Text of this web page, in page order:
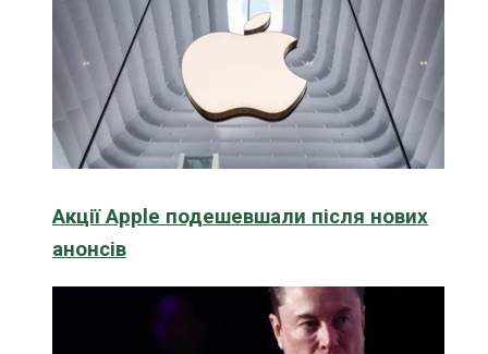
Акції Apple подешевшали після нових
анонсів